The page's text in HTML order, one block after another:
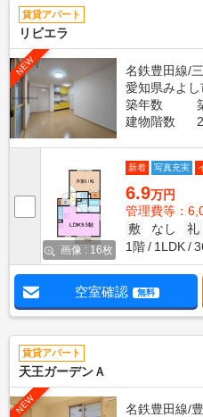
賃貸アパート
リビエラ
NEW
名鉄豊田線/
愛知県みよ
築年数
建物階数
画像 : 16枚
新着 写真充実
6.9万円
管理費等：
敷
なし 礼
1階
1LDK
空室確認 無料
賃貸アパート
天王ガーデンＡ
NEW
名鉄豊田線/